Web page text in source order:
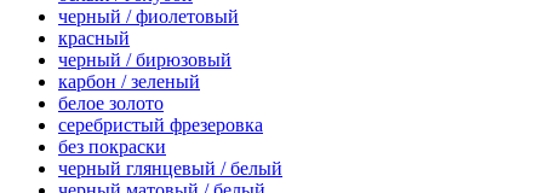
черный / фиолетовый
красный
черный / бирюзовый
карбон / зеленый
белое золото
серебристый фрезеровка
без покраски
черный глянцевый / белый